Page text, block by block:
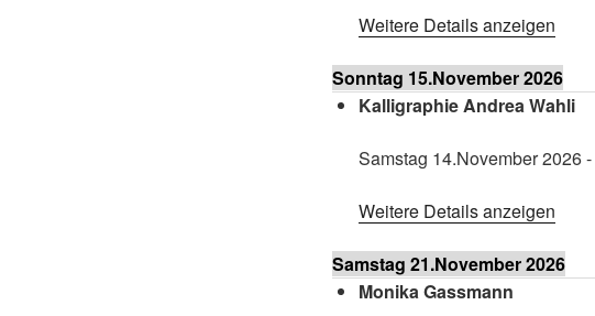
Weitere Details anzeigen
Sonntag 15.November 2026
Kalligraphie Andrea Wahli
Samstag 14.November 2026-
Weitere Details anzeigen
Samstag 21.November 2026
Monika Gassmann